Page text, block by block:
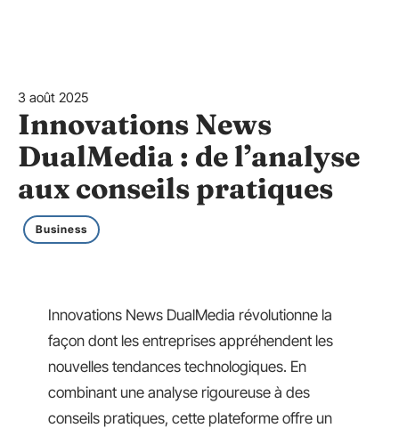
3 août 2025
Innovations News
DualMedia : de l’analyse
aux conseils pratiques
Business
Innovations News DualMedia révolutionne la
façon dont les entreprises appréhendent les
nouvelles tendances technologiques. En
combinant une analyse rigoureuse à des
conseils pratiques, cette plateforme offre un